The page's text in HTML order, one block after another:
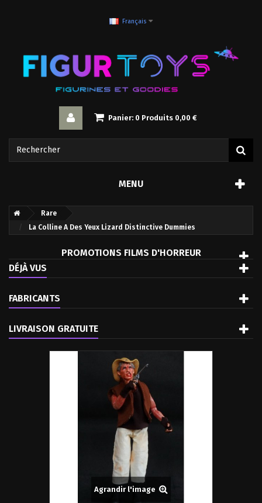
Français
Panier: 0 Produits 0,00 €
MENU
Rare
La Colline A Des Yeux Lizard Distinctive Dummies
PROMOTIONS FILMS D'HORREUR
DÉJÀ VUS
FABRICANTS
LIVRAISON GRATUITE
Agrandir l'image